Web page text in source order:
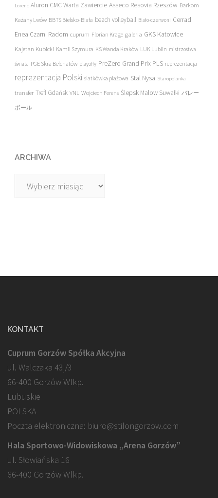
Lorenc Aluron CMC Warta Zawiercie Asseco Resovia Rzeszów Barkom
Każany Lwów BBTS Bielsko-Biała beach volleyball Biało-czerwoni Cerrad
Enea Czarni Radom cuprum Florian Krage galeria GKS Katowice
Kajetan Kubicki Kamil Szymura KS Wanda Kraków LUK Lublin mistrzostwa
świata PGE Skra Bełchatów playoffy PreZero Grand Prix PLS reprezentacja
reprezentacja Polski siatkówka plażowa Stal Nysa Staropolanka
transfer Trefl Gdańsk VNL Wojciech Ferens Ślepsk Malow Suwałki バレー
ボール
ARCHIWA
Archiwa
KONTAKT
Cuprum Gorzów Spółka Akcyjna
ul. Walczaka 43j/3
66-400 Gorzów Wlkp.
Lubuskie
POLSKA
Poczta elektroniczna: biuro@stilongorzow.com
Hala Sportowo-Widowiskowa „Arena Gorzów”
ul. Słowiańska 16
66-400 Gorzów Wlkp.